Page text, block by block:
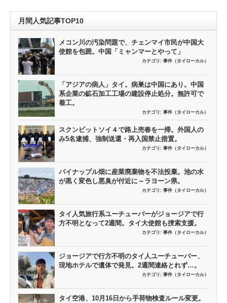
月間人気記事TOP10
メコン川の汚染問題で、チェンマイ市民が中国大
使館を包囲。中国「ミャンマーとやって」
カテゴリ: 事件（タイローカル）
「アジアの病人」タイ。病巣は中国にあり。中国
系企業の鉱石加工工場の建設停止処分。無許可で
着工。
カテゴリ: 事件（タイローカル）
スクンビットソイ４で路上売春を一掃。外国人の
み5名逮捕、強制送還・再入国禁止措置。
カテゴリ: 事件（タイローカル）
パイナップル畑に産業廃棄物を不法投棄。池の水
が黒く変色し悪臭が付近に～ラヨーン県。
カテゴリ: 事件（タイローカル）
タイ人気旅行系ユーチューバーがジョージアで行
方不明となって2週間。タイ大使館も捜索支援。
カテゴリ: 事件（タイローカル）
ジョージアで行方不明のタイ人ユーチューバー、
現地ホテルで遺体で発見。2週間連絡とれず…。
カテゴリ: 事件（タイローカル）
タイ空港、10月16日から手荷物検査ルール変更。